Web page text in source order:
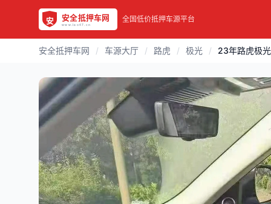
全国低价抵押车源平台
安全抵押车网 / 车源大厅 / 路虎 / 极光 / 23年路虎极